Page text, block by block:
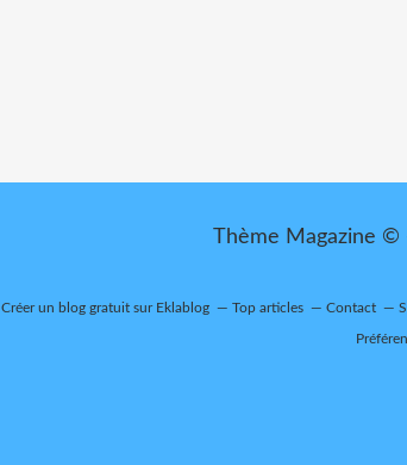
Thème Magazine
Créer un blog gratuit sur Eklablog Top articles Contact